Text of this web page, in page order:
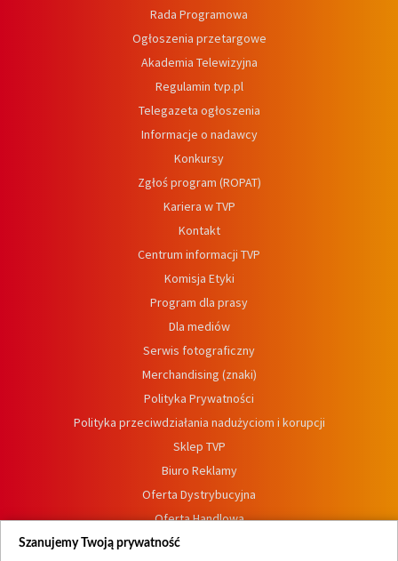
Rada Programowa
Ogłoszenia przetargowe
Akademia Telewizyjna
Regulamin tvp.pl
Telegazeta ogłoszenia
Informacje o nadawcy
Konkursy
Zgłoś program (ROPAT)
Kariera w TVP
Kontakt
Centrum informacji TVP
Komisja Etyki
Program dla prasy
Dla mediów
Serwis fotograficzny
Merchandising (znaki)
Polityka Prywatności
Polityka przeciwdziałania nadużyciom i korupcji
Sklep TVP
Biuro Reklamy
Oferta Dystrybucyjna
Oferta Handlowa
Dostępność
Szanujemy Twoją prywatność